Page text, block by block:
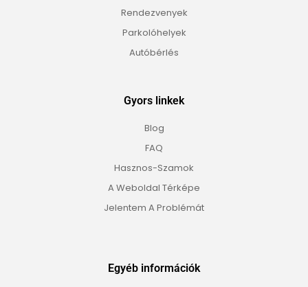
Rendezvenyek
Parkolóhelyek
Autóbérlés
Gyors linkek
Blog
FAQ
Hasznos-Szamok
A Weboldal Térképe
Jelentem A Problémát
Egyéb információk